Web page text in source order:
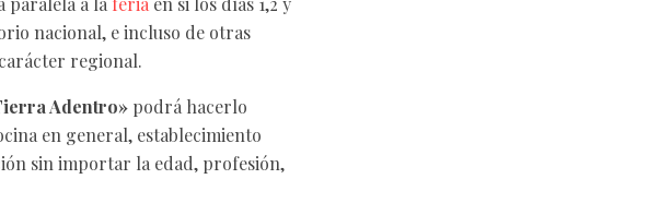
nacional, e incluso de otras
regional.
Adentro» podrá hacerlo
en general, establecimiento
sin importar la edad, profesión,